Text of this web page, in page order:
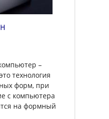
–
технология
форм, при
с компьютера
на формный